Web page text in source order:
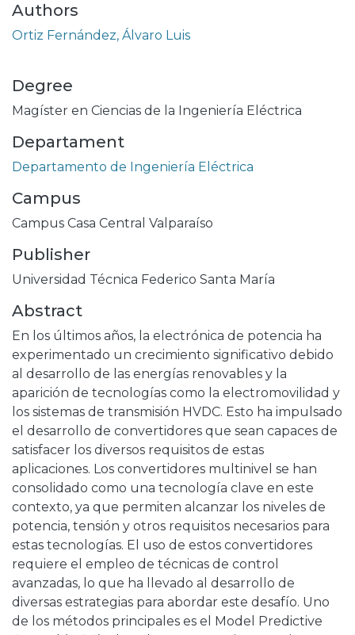
Authors
Ortiz Fernández, Álvaro Luis
Degree
Magíster en Ciencias de la Ingeniería Eléctrica
Departament
Departamento de Ingeniería Eléctrica
Campus
Campus Casa Central Valparaíso
Publisher
Universidad Técnica Federico Santa María
Abstract
En los últimos años, la electrónica de potencia ha
experimentado un crecimiento significativo debido
al desarrollo de las energías renovables y la
aparición de tecnologías como la electromovilidad y
los sistemas de transmisión HVDC. Esto ha impulsado
el desarrollo de convertidores que sean capaces de
satisfacer los diversos requisitos de estas
aplicaciones. Los convertidores multinivel se han
consolidado como una tecnología clave en este
contexto, ya que permiten alcanzar los niveles de
potencia, tensión y otros requisitos necesarios para
estas tecnologías. El uso de estos convertidores
requiere el empleo de técnicas de control
avanzadas, lo que ha llevado al desarrollo de
diversas estrategias para abordar este desafío. Uno
de los métodos principales es el Model Predictive